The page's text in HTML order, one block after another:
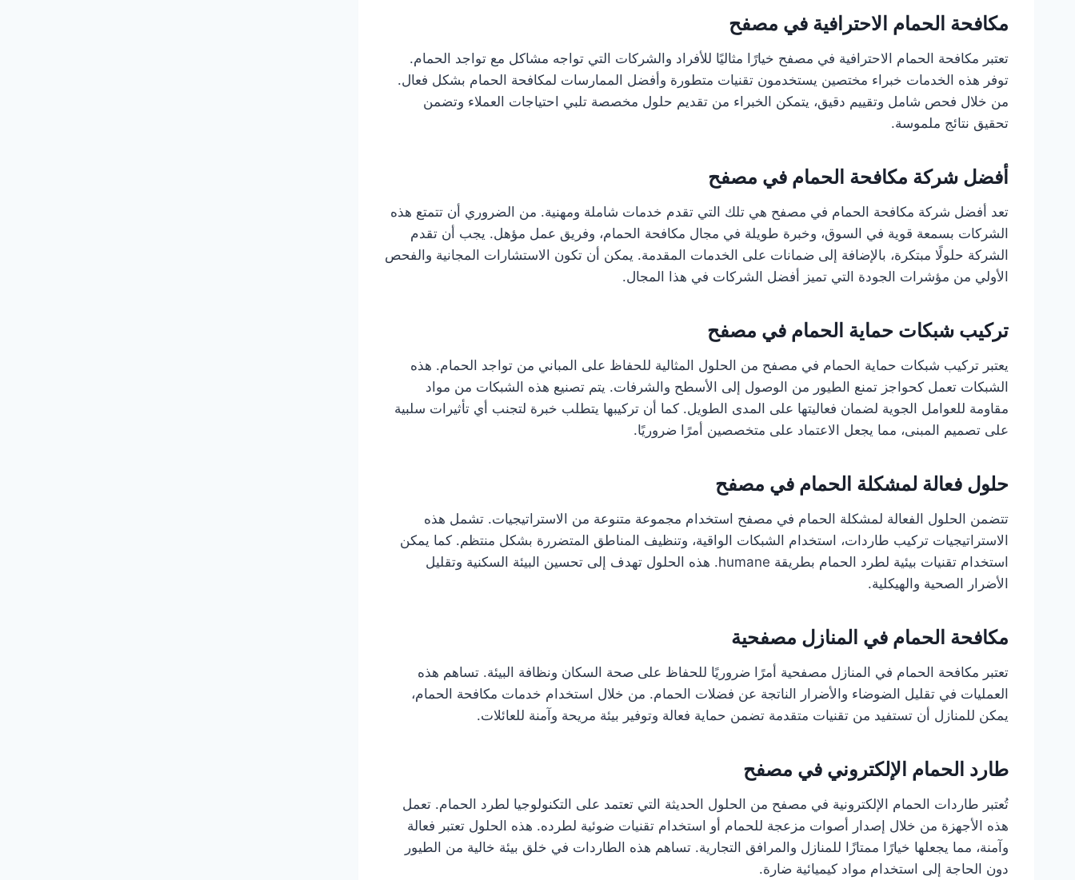
مكافحة الحمام الاحترافية في مصفح
تعتبر مكافحة الحمام الاحترافية في مصفح خيارًا مثاليًا للأفراد والشركات التي تواجه مشاكل مع تواجد الحمام.
توفر هذه الخدمات خبراء مختصين يستخدمون تقنيات متطورة وأفضل الممارسات لمكافحة الحمام بشكل فعال.
من خلال فحص شامل وتقييم دقيق، يتمكن الخبراء من تقديم حلول مخصصة تلبي احتياجات العملاء وتضمن
تحقيق نتائج ملموسة.
أفضل شركة مكافحة الحمام في مصفح
تعد أفضل شركة مكافحة الحمام في مصفح هي تلك التي تقدم خدمات شاملة ومهنية. من الضروري أن تتمتع هذه
الشركات بسمعة قوية في السوق، وخبرة طويلة في مجال مكافحة الحمام، وفريق عمل مؤهل. يجب أن تقدم
الشركة حلولًا مبتكرة، بالإضافة إلى ضمانات على الخدمات المقدمة. يمكن أن تكون الاستشارات المجانية والفحص
الأولي من مؤشرات الجودة التي تميز أفضل الشركات في هذا المجال.
تركيب شبكات حماية الحمام في مصفح
يعتبر تركيب شبكات حماية الحمام في مصفح من الحلول المثالية للحفاظ على المباني من تواجد الحمام. هذه
الشبكات تعمل كحواجز تمنع الطيور من الوصول إلى الأسطح والشرفات. يتم تصنيع هذه الشبكات من مواد
مقاومة للعوامل الجوية لضمان فعاليتها على المدى الطويل. كما أن تركيبها يتطلب خبرة لتجنب أي تأثيرات سلبية
على تصميم المبنى، مما يجعل الاعتماد على متخصصين أمرًا ضروريًا.
حلول فعالة لمشكلة الحمام في مصفح
تتضمن الحلول الفعالة لمشكلة الحمام في مصفح استخدام مجموعة متنوعة من الاستراتيجيات. تشمل هذه
الاستراتيجيات تركيب طاردات، استخدام الشبكات الواقية، وتنظيف المناطق المتضررة بشكل منتظم. كما يمكن
استخدام تقنيات بيئية لطرد الحمام بطريقة humane. هذه الحلول تهدف إلى تحسين البيئة السكنية وتقليل
الأضرار الصحية والهيكلية.
مكافحة الحمام في المنازل مصفحية
تعتبر مكافحة الحمام في المنازل مصفحية أمرًا ضروريًا للحفاظ على صحة السكان ونظافة البيئة. تساهم هذه
العمليات في تقليل الضوضاء والأضرار الناتجة عن فضلات الحمام. من خلال استخدام خدمات مكافحة الحمام،
يمكن للمنازل أن تستفيد من تقنيات متقدمة تضمن حماية فعالة وتوفير بيئة مريحة وآمنة للعائلات.
طارد الحمام الإلكتروني في مصفح
تُعتبر طاردات الحمام الإلكترونية في مصفح من الحلول الحديثة التي تعتمد على التكنولوجيا لطرد الحمام. تعمل
هذه الأجهزة من خلال إصدار أصوات مزعجة للحمام أو استخدام تقنيات ضوئية لطرده. هذه الحلول تعتبر فعالة
وآمنة، مما يجعلها خيارًا ممتازًا للمنازل والمرافق التجارية. تساهم هذه الطاردات في خلق بيئة خالية من الطيور
دون الحاجة إلى استخدام مواد كيميائية ضارة.